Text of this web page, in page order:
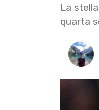
La
quarta